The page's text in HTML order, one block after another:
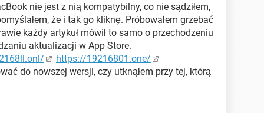
nie jest z nią kompatybilny, co nie sądziłem,
że i tak go kliknę. Próbowałem grzebać
każdy artykuł mówił to samo o przechodzeniu
aktualizacji w App Store.
https://19216801.one/
do nowszej wersji, czy utknąłem przy tej, którą